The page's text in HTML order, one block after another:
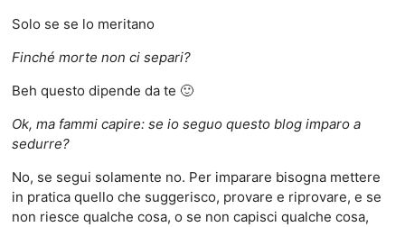
Solo se se lo meritano
Finché morte non ci separi?
Beh questo dipende da te 🙂
Ok, ma fammi capire: se io seguo questo blog imparo a
sedurre?
No, se segui solamente no. Per imparare bisogna mettere
in pratica quello che suggerisco, provare e riprovare, e se
non riesce qualche cosa, o se non capisci qualche cosa,